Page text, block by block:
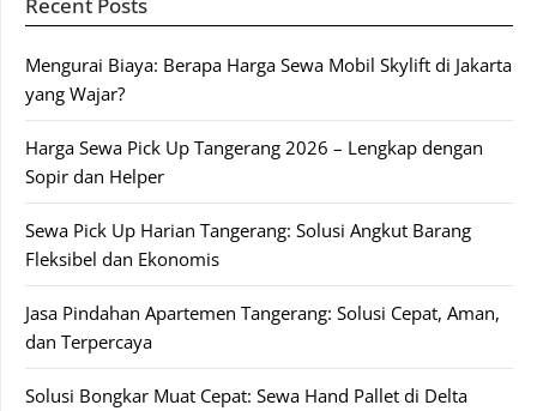
Mengurai Biaya: Berapa Harga Sewa Mobil Skylift di Jakarta
yang Wajar?
Harga Sewa Pick Up Tangerang 2026 – Lengkap dengan
Sopir dan Helper
Sewa Pick Up Harian Tangerang: Solusi Angkut Barang
Fleksibel dan Ekonomis
Jasa Pindahan Apartemen Tangerang: Solusi Cepat, Aman,
dan Terpercaya
Solusi Bongkar Muat Cepat: Sewa Hand Pallet di Delta